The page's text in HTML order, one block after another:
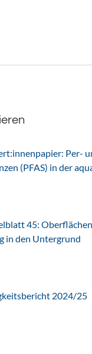
Per-
(PFAS) in der
45:
in den Untergrund
2024/25